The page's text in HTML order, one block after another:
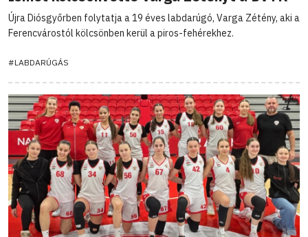
Újra Diósgyőrben folytatja a 19 éves labdarúgó, Varga Zétény, aki a
Ferencvárostól kölcsönben kerül a piros-fehérekhez.
#LABDARÚGÁS